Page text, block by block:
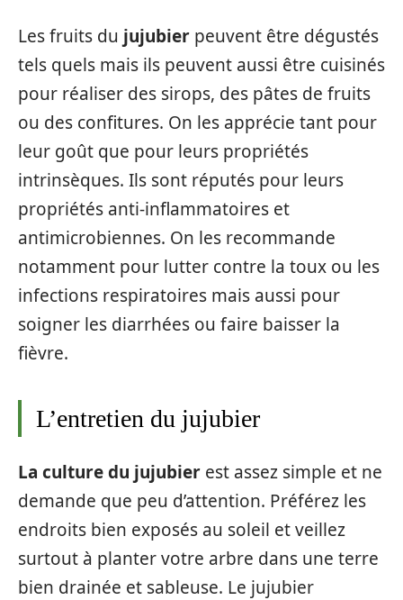
Les fruits du jujubier peuvent être dégustés
tels quels mais ils peuvent aussi être cuisinés
pour réaliser des sirops, des pâtes de fruits
ou des confitures. On les apprécie tant pour
leur goût que pour leurs propriétés
intrinsèques. Ils sont réputés pour leurs
propriétés anti-inflammatoires et
antimicrobiennes. On les recommande
notamment pour lutter contre la toux ou les
infections respiratoires mais aussi pour
soigner les diarrhées ou faire baisser la
fièvre.
L’entretien du jujubier
La culture du jujubier est assez simple et ne
demande que peu d’attention. Préférez les
endroits bien exposés au soleil et veillez
surtout à planter votre arbre dans une terre
bien drainée et sableuse. Le jujubier